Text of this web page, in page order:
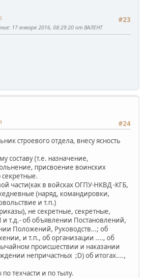
#23
: 17 января 2016, 08:29:20 от ВАЛЕНТ
#24
строевого отдела, внесу ясность
составу (т.е. назначение,
присвоение воинских
части(как в войсках ОГПУ-НКВД -КГБ,
(наряд, командировки,
и т.п.)
не секретные, секретные,
и т.д.- об объявлении Постановлений,
Положений, Руководств...; об
и т.п., об организации ...., об
происшествии и наказании
непричастных ;D) об итогах....,
техчасти и по тылу.